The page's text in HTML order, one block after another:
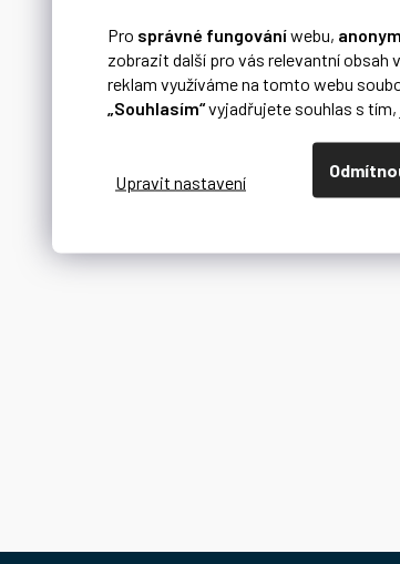
Pro správné fungováníwebu,
zobrazit další pro vás relevantní obsah
reklam využíváme na tomto webu
„Souhlasím“vyjadřujete souhlas s tím,